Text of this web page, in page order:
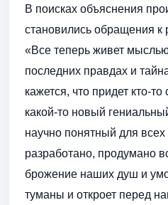
В поисках объяснения
становились обращения к
«Все теперь живет
последних правдах и
кажется, что придет кто-
какой-то новый
научно понятный для всех
разработано, продумано
брожение наших душ и
туманы и откроет перед